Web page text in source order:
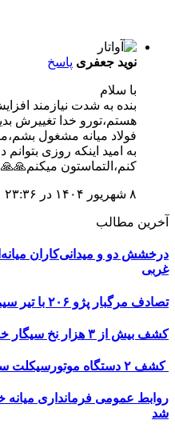
نوید جعفری پاسخ
با سلام
بنده به شدت نیازمند
فولاد میانه مشغول
به امید اینکه روزی بتوانم
کنم،التماستون
۸ شهریور ۱۴۰۴ در ۲۳:۳۶
آخرین مطالب
درخشش دو و میدانی‌کاران
غربی
تصادف مرگبار پژو ۲۰۶ با تیر سیمانی در جاده ترانزیت میانه
کشف بیش از ۳ هزار نخ سیگار خارجی قاچاق و مواد مخدر در میانه
کشف ۲ دستگاه موتورسیکلت سرقتی در میانه
روابط عمومی فرمانداری میانه
شد